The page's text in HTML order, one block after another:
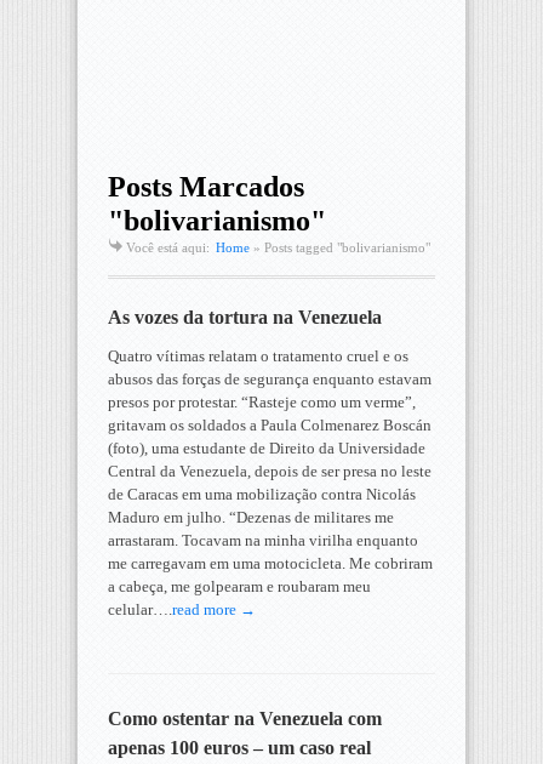
Posts Marcados
"bolivarianismo"
Você está aqui: Home » Posts tagged "bolivarianismo"
As vozes da tortura na Venezuela
Quatro vítimas relatam o tratamento cruel e os
abusos das forças de segurança enquanto estavam
presos por protestar. “Rasteje como um verme”,
gritavam os soldados a Paula Colmenarez Boscán
(foto), uma estudante de Direito da Universidade
Central da Venezuela, depois de ser presa no leste
de Caracas em uma mobilização contra Nicolás
Maduro em julho. “Dezenas de militares me
arrastaram. Tocavam na minha virilha enquanto
me carregavam em uma motocicleta. Me cobriram
a cabeça, me golpearam e roubaram meu
celular….read more →
Como ostentar na Venezuela com
apenas 100 euros – um caso real